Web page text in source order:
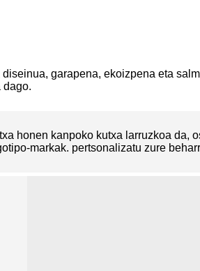
garapena, ekoizpena eta
dago.
honen kanpoko kutxa larruzkoa
markak. pertsonalizatu zure